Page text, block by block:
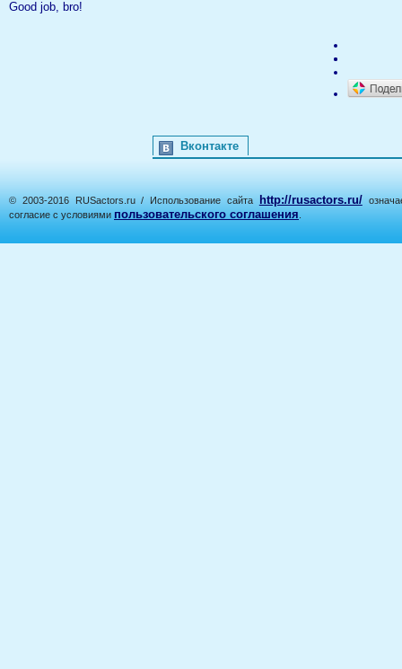
Good job, bro!
Вконтакте
© 2003-2016 RUSactors.ru / Использование сайта http://rusactors.ru/
согласие с условиями пользовательского соглашения